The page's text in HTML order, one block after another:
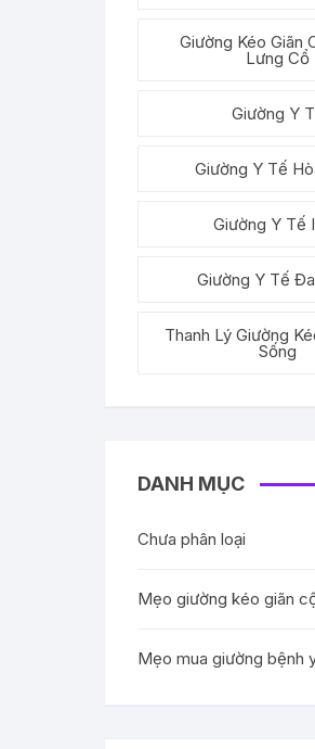
Giường Kéo Giãn
Lưng Cổ
Giường Y
Giường Y Tế
Giường Y Tế
Giường Y Tế
Thanh Lý Giường
Sống
DANH MỤC
Chưa phân loại
Mẹo giường kéo giãn
Mẹo mua giường bệnh